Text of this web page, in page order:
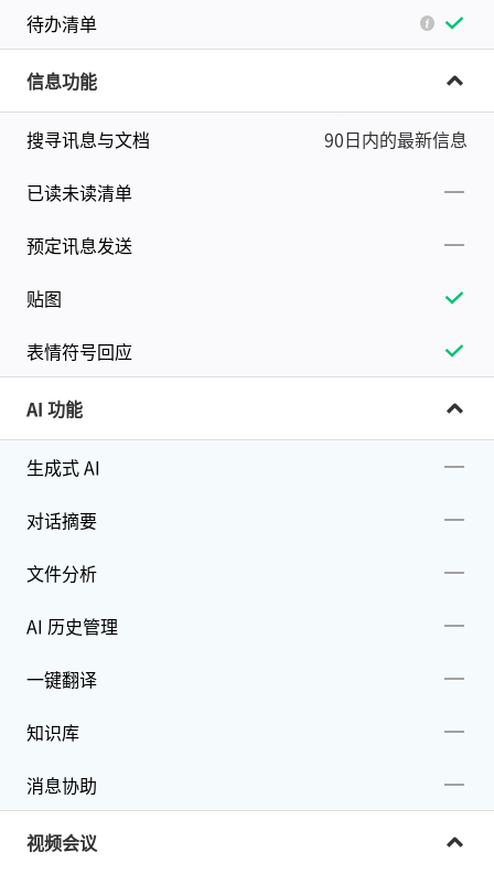
待办清单
信息功能
搜寻讯息与文档
90日内的最新信息
已读未读清单
预定讯息发送
贴图
表情符号回应
AI 功能
生成式 AI
对话摘要
文件分析
AI 历史管理
一键翻译
知识库
消息协助
视频会议